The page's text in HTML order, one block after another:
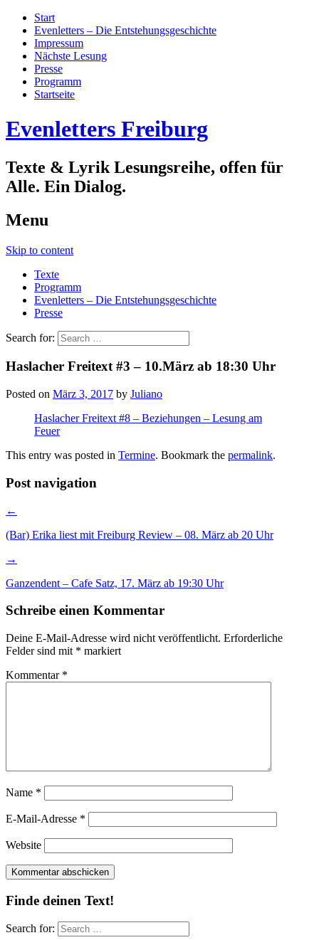
Start
Evenletters – Die Entstehungsgeschichte
Impressum
Nächste Lesung
Presse
Programm
Startseite
Evenletters Freiburg
Texte & Lyrik Lesungsreihe, offen für
Alle. Ein Dialog.
Menu
Skip to content
Texte
Programm
Evenletters – Die Entstehungsgeschichte
Presse
Search for:
Haslacher Freitext #3 – 10.März ab 18:30 Uhr
Posted on März 3, 2017 by Juliano
Haslacher Freitext #8 – Beziehungen – Lesung am
Feuer
This entry was posted in Termine. Bookmark the permalink.
Post navigation
←
(Bar) Erika liest mit Freiburg Review – 08. März ab 20 Uhr
→
Ganzendent – Cafe Satz, 17. März ab 19:30 Uhr
Schreibe einen Kommentar
Deine E-Mail-Adresse wird nicht veröffentlicht. Erforderliche
Felder sind mit * markiert
Kommentar *
Name *
E-Mail-Adresse *
Website
Finde deinen Text!
Search for: